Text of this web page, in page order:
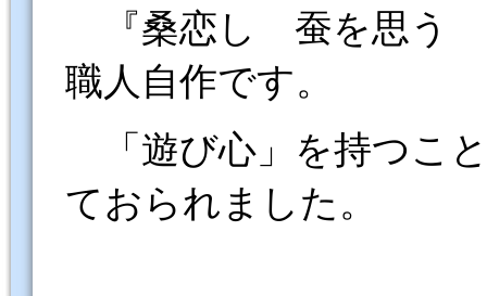
『桑恋し 蚕を思う
職人自作です。
「遊び心」を持つこ
ておられました。